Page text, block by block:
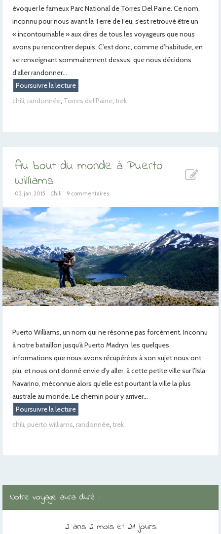
évoquer le fameux Parc National de Torres Del Paine. Ce nom,
inconnu pour nous avant la Terre de Feu, s’est retrouvé être un
« incontournable » aux dires de tous les voyageurs que nous
avons pu rencontrer depuis. C’est donc, comme d’habitude, en
se renseignant sommairement dessus, que nous décidons
d’aller randonner...
Poursuivre la lecture
chili, randonnée, Torres del Paine, trek
Au bout du monde à Puerto
Williams
02. jan. 2015 Chili 9 commentaires
Puerto Williams, un nom qui ne résonne pas forcément. Inconnu
à notre bataillon jusqu’à Puerto Madryn, les quelques
informations que nous avons récupérées à son sujet nous ont
plu, et nous ont donné envie d’y aller, à cette petite ville sur l’Isla
Navarino, méconnue alors qu’elle est pourtant la ville la plus
australe au monde. Le chemin pour y arriver...
Poursuivre la lecture
chili, puerto williams, randonnée, trek
Notre voyage aura duré :
2 ans 2 mois et 21 jours